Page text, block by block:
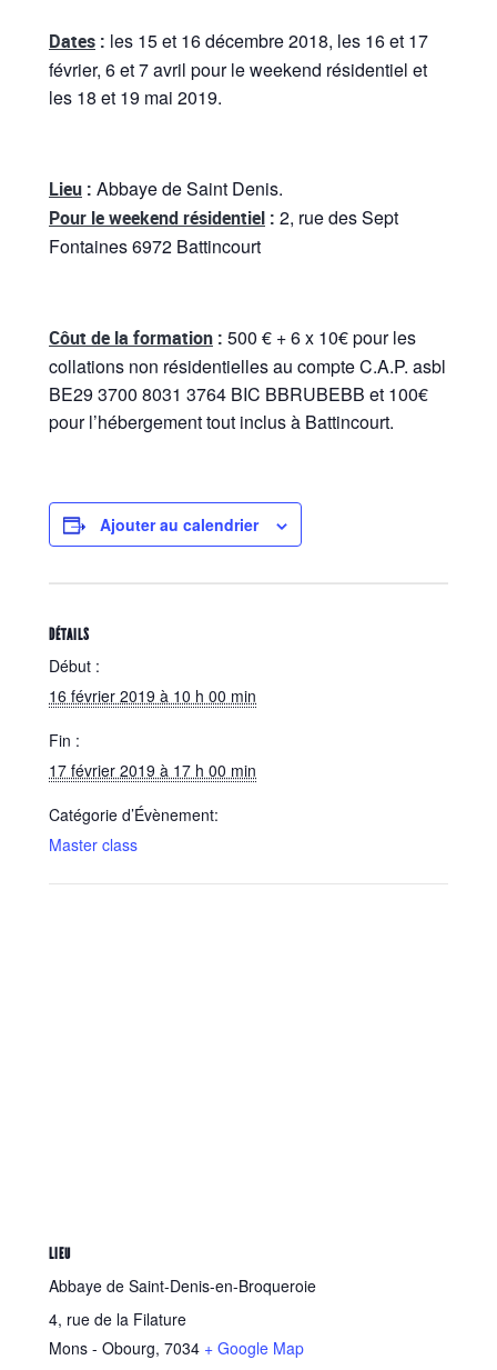
Dates : les 15 et 16 décembre 2018, les 16 et 17
février, 6 et 7 avril pour le weekend résidentiel et
les 18 et 19 mai 2019.
Lieu : Abbaye de Saint Denis.
Pour le weekend résidentiel : 2, rue des Sept
Fontaines 6972 Battincourt
Côut de la formation : 500 € + 6 x 10€ pour les
collations non résidentielles au compte C.A.P. asbl
BE29 3700 8031 3764 BIC BBRUBEBB et 100€
pour l’hébergement tout inclus à Battincourt.
Ajouter au calendrier
DÉTAILS
Début :
16 février 2019 à 10 h 00 min
Fin :
17 février 2019 à 17 h 00 min
Catégorie d’Évènement:
Master class
LIEU
Abbaye de Saint-Denis-en-Broqueroie
4, rue de la Filature
Mons - Obourg, 7034 + Google Map